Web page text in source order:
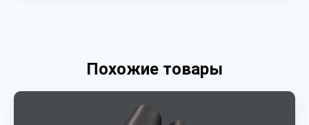
Похожие товары